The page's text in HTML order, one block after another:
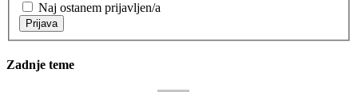
Naj ostanem prijavljen/a
Prijava
Zadnje teme